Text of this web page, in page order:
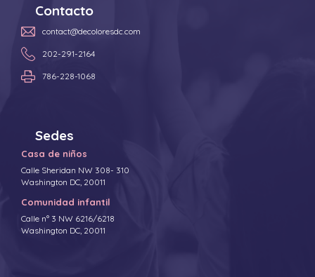
Contacto
contact@decoloresdc.com
202-291-2164
786-228-1068
Sedes
Casa de niños
Calle Sheridan NW 308- 310
Washington DC, 20011
Comunidad infantil
Calle n° 3 NW 6216/6218
Washington DC, 20011